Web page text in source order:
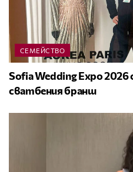
СЕМЕЙСТВО
Sofia Wedding Expo
сватбения бранш